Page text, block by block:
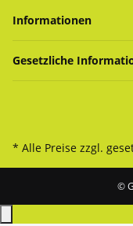
Informationen
Gesetzliche
* Alle Preise zzgl.
©